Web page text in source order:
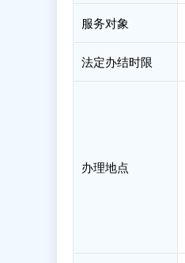
服务对象
法定办结时限
办理地点